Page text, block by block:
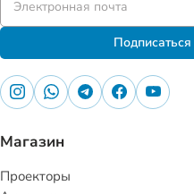
Подписаться
Магазин
Проекторы